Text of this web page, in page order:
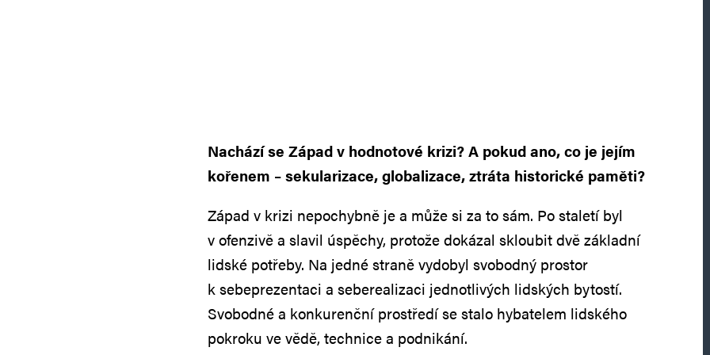
Nachází se Západ v hodnotové krizi? A pokud ano, co je jejím
kořenem – sekularizace, globalizace, ztráta historické paměti?
Západ v krizi nepochybně je a může si za to sám. Po staletí byl
v ofenzivě a slavil úspěchy, protože dokázal skloubit dvě základní
lidské potřeby. Na jedné straně vydobyl svobodný prostor
k sebeprezentaci a seberealizaci jednotlivých lidských bytostí.
Svobodné a konkurenční prostředí se stalo hybatelem lidského
pokroku ve vědě, technice a podnikání.